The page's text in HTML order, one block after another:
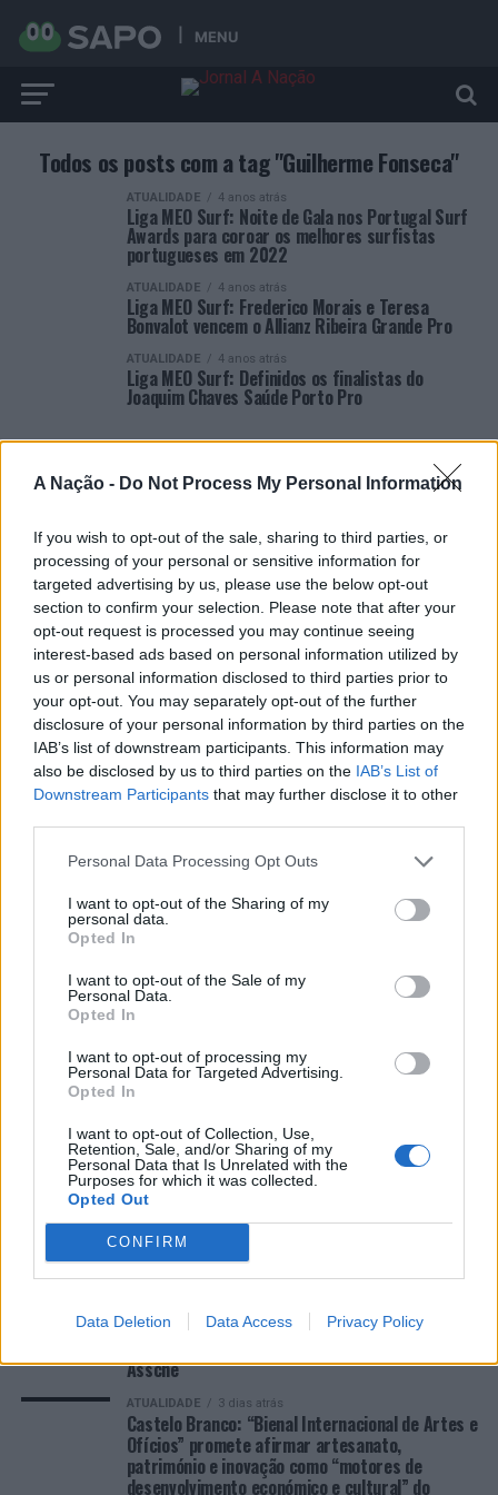
A Nação - Do Not Process My Personal Information
If you wish to opt-out of the sale, sharing to third parties, or
processing of your personal or sensitive information for
targeted advertising by us, please use the below opt-out
section to confirm your selection. Please note that after your
opt-out request is processed you may continue seeing
interest-based ads based on personal information utilized by
us or personal information disclosed to third parties prior to
your opt-out. You may separately opt-out of the further
disclosure of your personal information by third parties on the
IAB’s list of downstream participants. This information may
also be disclosed by us to third parties on the IAB’s List of
Downstream Participants that may further disclose it to other
Personal Data Processing Opt Outs
I want to opt-out of the Sharing of my
personal data.
Opted In
I want to opt-out of the Sale of my
Personal Data.
Opted In
I want to opt-out of processing my
Personal Data for Targeted Advertising.
Opted In
I want to opt-out of Collection, Use,
Retention, Sale, and/or Sharing of my
Personal Data that Is Unrelated with the
Purposes for which it was collected.
Opted Out
CONFIRM
Data Deletion Data Access Privacy Policy
MENU
Todos os posts com a tag "Guilherme Fonseca"
ATUALIDADE 4 anos atrás
Liga MEO Surf: Noite de Gala nos Portugal Surf
Awards para coroar os melhores surfistas
portugueses em 2022
ATUALIDADE 4 anos atrás
Liga MEO Surf: Frederico Morais e Teresa
Bonvalot vencem o Allianz Ribeira Grande Pro
ATUALIDADE 4 anos atrás
Liga MEO Surf: Definidos os finalistas do
Joaquim Chaves Saúde Porto Pro
ARTIGOS RECENTES
Cultura digital pode “comprometer” a criatividade antes
de “provocar” mudanças genéticas, diz neurocientista
“Millennium Estoril Open 2026” regressou ao circuito ATP
com vitória do francês Luca Van Assche
Castelo Branco: “Bienal Internacional de Artes e Ofícios”
promete afirmar artesanato, património e inovação como
“motores de desenvolvimento económico e cultural” do
valorização imobiliária como motores do crescimento da
Beira Interior
Rio de Janeiro: Governo do Estado propõe parceria com a
FUNCEX para “reforçar inteligência sobre comércio
exterior”
ÚLTIMAS DESTAQUE VIDEOS
ATUALIDADE
Cultura digital pode “comprometer” a
criatividade antes de “provocar” mudanças
genéticas, diz neurocientista
“Millennium Estoril Open 2026” regressou ao
Assche
ATUALIDADE 3 dias atrás
Castelo Branco: “Bienal Internacional de Artes e
Ofícios” promete afirmar artesanato,
património e inovação como “motores de
desenvolvimento económico e cultural” do